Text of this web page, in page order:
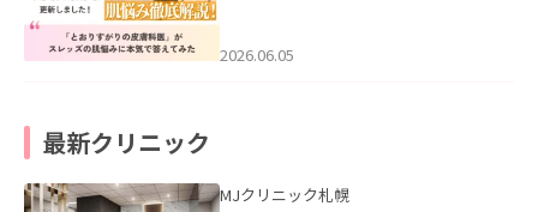
2026.06.05
最新クリニック
MJクリニック札幌